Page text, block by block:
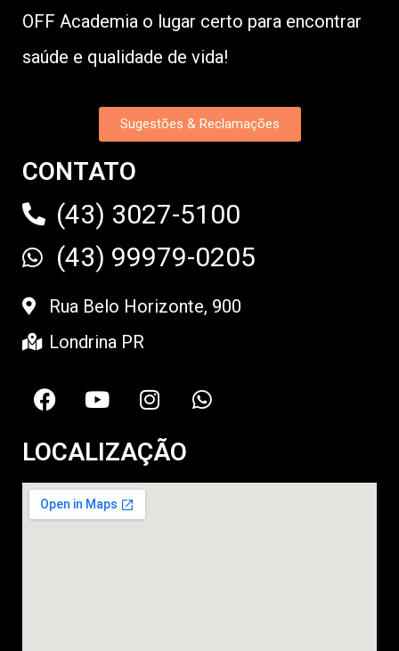
OFF Academia o lugar certo para encontrar
saúde e qualidade de vida!
Sugestões & Reclamações
CONTATO
(43) 3027-5100
(43) 99979-0205
Rua Belo Horizonte, 900
Londrina PR
LOCALIZAÇÃO